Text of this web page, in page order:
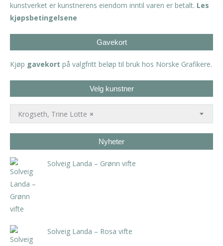
kunstverket er kunstnerens eiendom inntil varen er betalt. Les
kjøpsbetingelsene
Gavekort
Kjøp gavekort på valgfritt beløp til bruk hos Norske Grafikere.
Velg kunstner
×
Krogseth, Trine Lotte
Nyheter
Solveig Landa – Grønn vifte
Solveig Landa – Rosa vifte